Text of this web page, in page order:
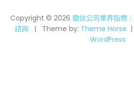
Copyright © 2026 徵信公司業界指標
諮詢
Theme by: Theme Horse
WordPress